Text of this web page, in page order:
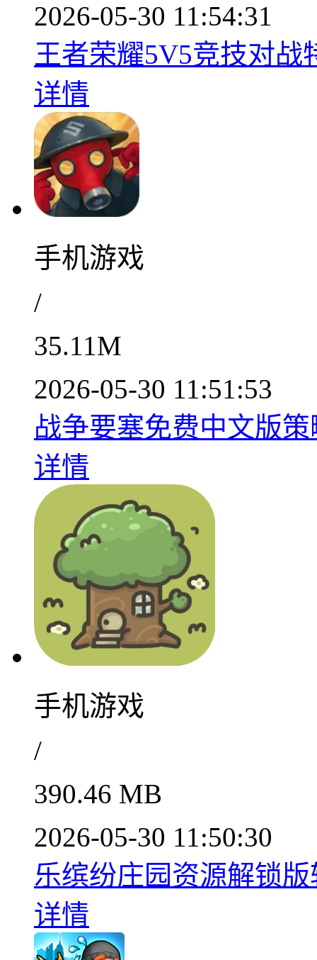
2026-05-30 11:54:31
王者荣耀5V5竞技对战
详情
手机游戏
/
35.11M
2026-05-30 11:51:53
战争要塞免费中文版
详情
手机游戏
/
390.46 MB
2026-05-30 11:50:30
乐缤纷庄园资源解锁
详情